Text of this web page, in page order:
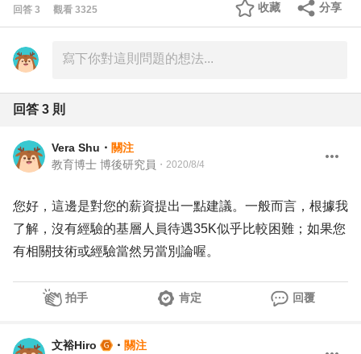
回答 3 觀看 3325 分享
收藏
回答 3 則
Vera Shu ・ 關注
教育博士 博後研究員 ・ 2020/8/4
您好，這邊是對您的薪資提出一點建議。一般而言，根據我
了解，沒有經驗的基層人員待遇35K似乎比較困難；如果您
有相關技術或經驗當然另當別論喔。
拍手 肯定 回覆
文裕Hiro ・ 關注